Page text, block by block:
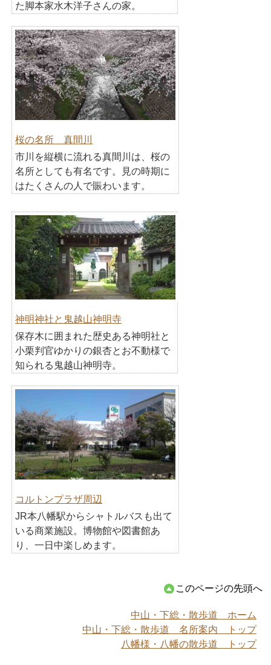
た脚本家水木洋子さんの家。
桜の名所 真間川
市川を縦横に流れる真間川は、桜の
名所としても有名です。見の時期に
はたくさんの人で賑わいます。
神明神社と鬼越山神明寺
保存木に囲まれた歴史ある神明社と
小栗判官ゆかりの銀杏とお不動様で
知られる鬼越山神明寺。
コルトンプラザ周辺
JR本八幡駅からシャトルバスも出て
いる商業施設。博物館や図書館あ
り、一日中楽しめます。
このページの先頭へ
中山・下総・散歩道 ホーム
中山・下総・散歩道 名所案内 トップ
八幡様・八幡の散歩道 トップ